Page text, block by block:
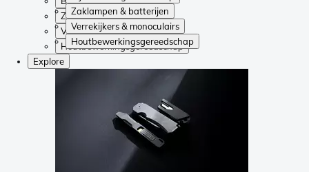
Zaklampen & batterijen
Verrekijkers & monoculairs
Houtbewerkingsgereedschap
Zaklampen & batterijen
Verrekijkers & monoculairs
Houtbewerkingsgereedschap
Explore